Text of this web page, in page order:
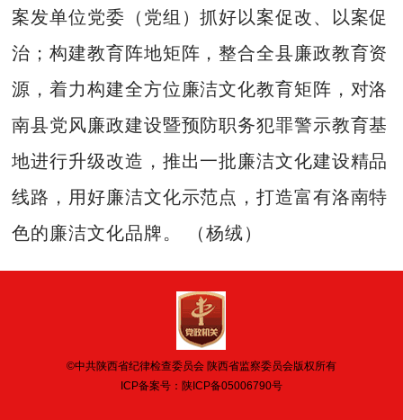
案发单位党委（党组）抓好以案促改、以案促
治；构建教育阵地矩阵，整合全县廉政教育资
源，着力构建全方位廉洁文化教育矩阵，对洛
南县党风廉政建设暨预防职务犯罪警示教育基
地进行升级改造，推出一批廉洁文化建设精品
线路，用好廉洁文化示范点，打造富有洛南特
色的廉洁文化品牌。 （杨绒）
©中共陕西省纪律检查委员会 陕西省监察委员会版权所有
ICP备案号： 陕ICP备05006790号